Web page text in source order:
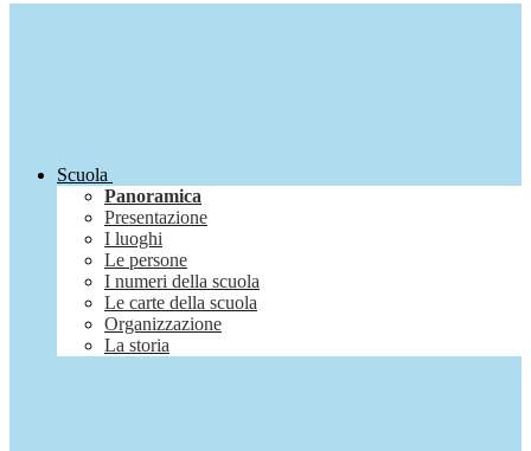
Scuola
Panoramica
Presentazione
I luoghi
Le persone
I numeri della scuola
Le carte della scuola
Organizzazione
La storia